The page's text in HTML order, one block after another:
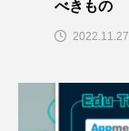
べきもの
2022.11.27